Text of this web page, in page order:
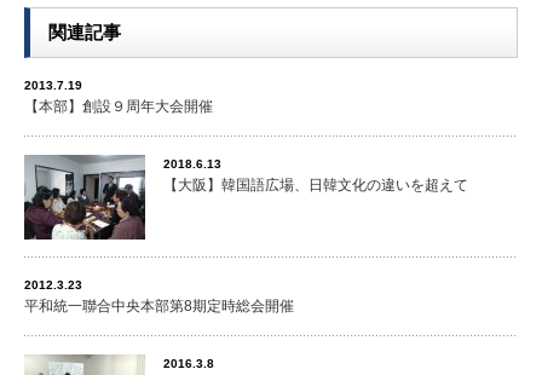
関連記事
2013.7.19
【本部】創設９周年大会開催
2018.6.13
【大阪】韓国語広場、日韓文化の違いを超えて
2012.3.23
平和統一聯合中央本部第8期定時総会開催
2016.3.8